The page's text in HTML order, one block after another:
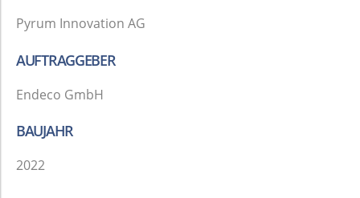
Maschinenhäuser
Gebäudehüllen
Annahmegossen
Pyrum Innovation AG
AUFTRAGGEBER
Endeco GmbH
BAUJAHR
2022